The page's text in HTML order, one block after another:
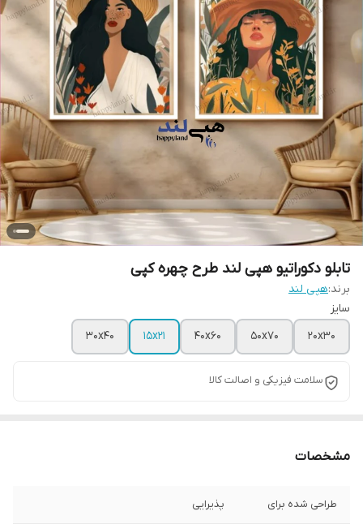
تابلو دکوراتیو هپی لند طرح چهره کپی
برند:هپی لند
سایز
20x30
50x70
40x60
15x21
30x40
سلامت فیزیکی و اصالت کالا
مشخصات
طراحی شده برای پذیرایی